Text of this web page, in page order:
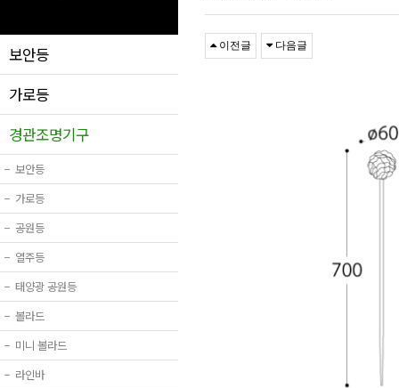
보안등
가로등
경관조명기구
− 보안등
− 가로등
− 공원등
− 열주등
− 태양광 공원등
− 볼라드
− 미니 볼라드
− 라인바
이전글 다음글